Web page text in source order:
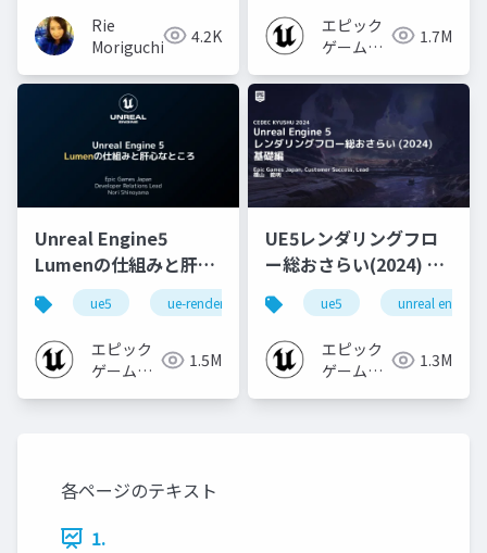
Rie
Moriguchi
4.2K
エピック
ゲームズ
1.7M
Unreal Engine5
Lumenの仕組みと肝心
なところ
ue5 ue-rendering ue-lumen
エピック
ゲームズ
1.5M
UE5レンダリングフロ
ー総おさらい(2024) 基
礎編！
[CEDEC+KYUSHU
2024]
ue5 unreal engine
エピック
ゲームズ
1.3M
各ページのテキスト
1.